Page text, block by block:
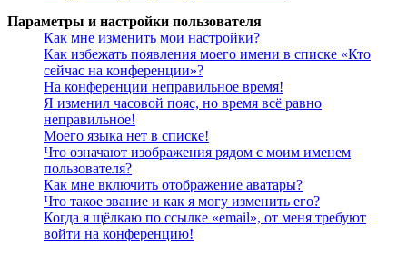
Параметры и настройки пользователя
Как мне изменить мои настройки?
Как избежать появления моего имени в списке «Кто
сейчас на конференции»?
На конференции неправильное время!
Я изменил часовой пояс, но время всё равно
неправильное!
Моего языка нет в списке!
Что означают изображения рядом с моим именем
пользователя?
Как мне включить отображение аватары?
Что такое звание и как я могу изменить его?
Когда я щёлкаю по ссылке «email», от меня требуют
войти на конференцию!